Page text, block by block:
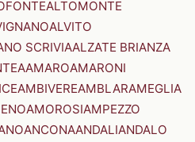
ALTOMONTE
ALVITO
SCRIVIAALZATE BRIANZA
AMAROAMARONI
AMBIVEREAMBLARAMEGLIA
AMOROSIAMPEZZO
ANCONAANDALIANDALO